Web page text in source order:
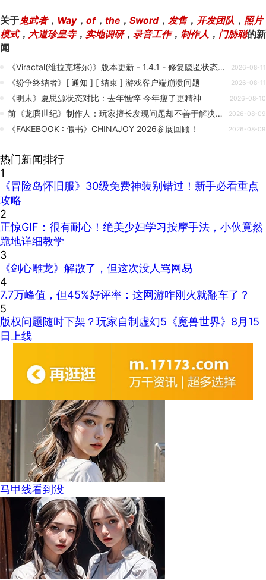
关于鬼武者， Way， of， the ， Sword ， 发售， 开发团队 ， 照片
模式， 六道珍皇寺， 实地调研， 录音工作， 制作人 ， 门胁聪的新
闻
《Viractal(维拉克塔尔)》版本更新 - 1.4.1 - 修复隐匿状态下游戏停止问题 2026-08-11
《纷争终结者》[ 通知 ] [ 结束 ] 游戏客户端崩溃问题 2026-08-11
《明末》夏思源状态对比：去年憔悴 今年瘦了更精神 2026-08-10
前《龙腾世纪》制作人：玩家擅长发现问题却不善于解决问题，开发者不必盲从 2026-08-09
《FAKEBOOK : 假书》CHINAJOY 2026参展回顾！ 2026-08-09
热门新闻排行
1
《冒险岛怀旧服》30级免费神装别错过！新手必看重点
攻略
2
正惊GIF：很有耐心！绝美少妇学习按摩手法，小伙竟然
跪地详细教学
3
《剑心雕龙》解散了，但这次没人骂网易
4
7.7万峰值，但45%好评率：这网游咋刚火就翻车了？
5
版权问题随时下架？玩家自制虚幻5《魔兽世界》8月15
日上线
马甲线看到没